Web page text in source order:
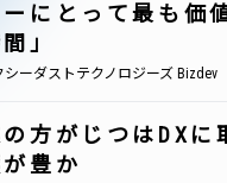
にとって最も価
」
ーダストテクノロジーズ Bizdev
の方がじつはDXに
豊か